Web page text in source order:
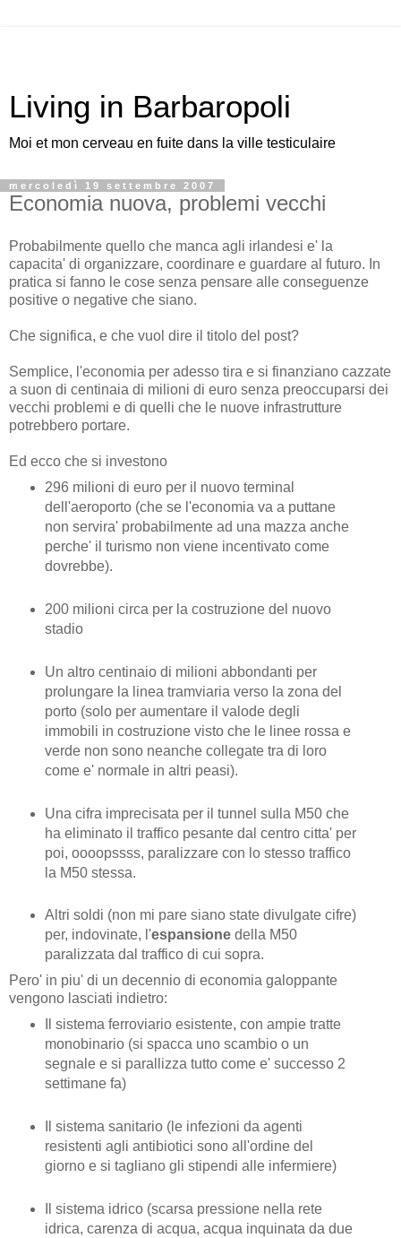
Living in Barbaropoli
Moi et mon cerveau en fuite dans la ville testiculaire
mercoledì 19 settembre 2007
Economia nuova, problemi vecchi
Probabilmente quello che manca agli irlandesi e' la
capacita' di organizzare, coordinare e guardare al futuro. In
pratica si fanno le cose senza pensare alle conseguenze
positive o negative che siano.
Che significa, e che vuol dire il titolo del post?
Semplice, l'economia per adesso tira e si finanziano cazzate
a suon di centinaia di milioni di euro senza preoccuparsi dei
vecchi problemi e di quelli che le nuove infrastrutture
potrebbero portare.
Ed ecco che si investono
296 milioni di euro per il nuovo terminal
dell'aeroporto (che se l'economia va a puttane
non servira' probabilmente ad una mazza anche
perche' il turismo non viene incentivato come
dovrebbe).
200 milioni circa per la costruzione del nuovo
stadio
Un altro centinaio di milioni abbondanti per
prolungare la linea tramviaria verso la zona del
porto (solo per aumentare il valode degli
immobili in costruzione visto che le linee rossa e
verde non sono neanche collegate tra di loro
come e' normale in altri peasi).
Una cifra imprecisata per il tunnel sulla M50 che
ha eliminato il traffico pesante dal centro citta' per
poi, oooopssss, paralizzare con lo stesso traffico
la M50 stessa.
Altri soldi (non mi pare siano state divulgate cifre)
per, indovinate, l'espansione della M50
paralizzata dal traffico di cui sopra.
Pero' in piu' di un decennio di economia galoppante
vengono lasciati indietro:
Il sistema ferroviario esistente, con ampie tratte
monobinario (si spacca uno scambio o un
segnale e si parallizza tutto come e' successo 2
settimane fa)
Il sistema sanitario (le infezioni da agenti
resistenti agli antibiotici sono all'ordine del
giorno e si tagliano gli stipendi alle infermiere)
Il sistema idrico (scarsa pressione nella rete
idrica, carenza di acqua, acqua inquinata da due